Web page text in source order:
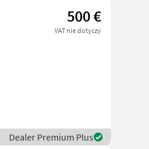
500 €
VAT nie dotyczy
Dealer Premium Plus